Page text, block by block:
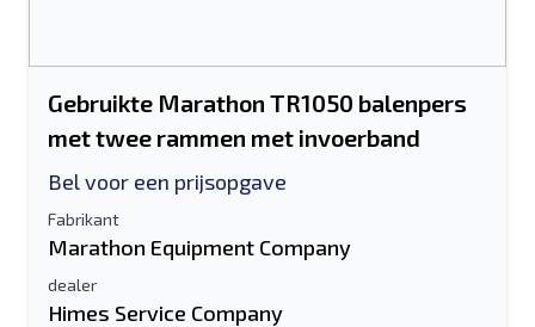
Gebruikte Marathon TR1050 balenpers
met twee rammen met invoerband
Bel voor een prijsopgave
Fabrikant
Marathon Equipment Company
dealer
Himes Service Company